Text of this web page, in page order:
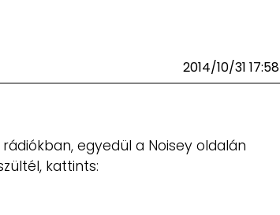
2014/10/31 17:58
egyedül a Noisey oldalán
kattints: